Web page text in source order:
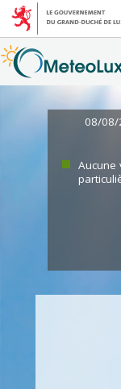
08/08/
Aucune